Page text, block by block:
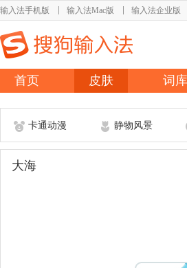
输入法手机版 输入法Mac版 输入法企业版
首页 皮肤 词库
卡通动漫 静物风景
大海